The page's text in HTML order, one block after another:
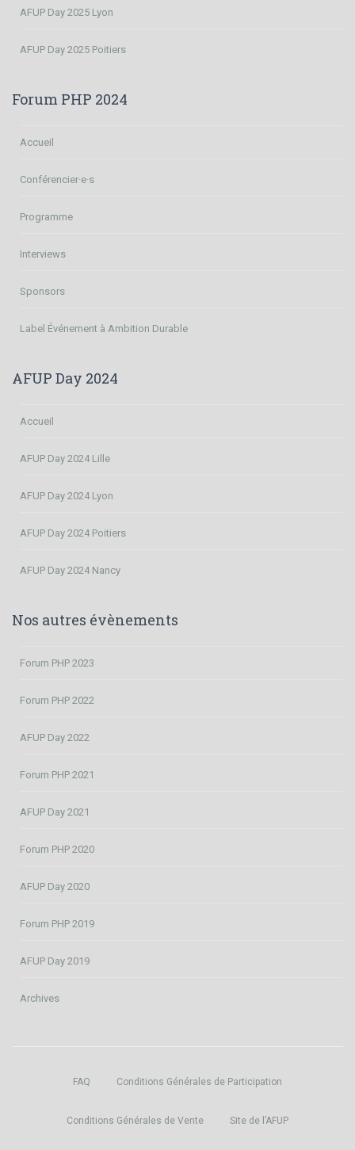
AFUP Day 2025 Lyon
AFUP Day 2025 Poitiers
Forum PHP 2024
Accueil
Conférencier·e·s
Programme
Interviews
Sponsors
Label Événement à Ambition Durable
AFUP Day 2024
Accueil
AFUP Day 2024 Lille
AFUP Day 2024 Lyon
AFUP Day 2024 Poitiers
AFUP Day 2024 Nancy
Nos autres évènements
Forum PHP 2023
Forum PHP 2022
AFUP Day 2022
Forum PHP 2021
AFUP Day 2021
Forum PHP 2020
AFUP Day 2020
Forum PHP 2019
AFUP Day 2019
Archives
FAQ Conditions Générales de Participation
Conditions Générales de Vente Site de l’AFUP